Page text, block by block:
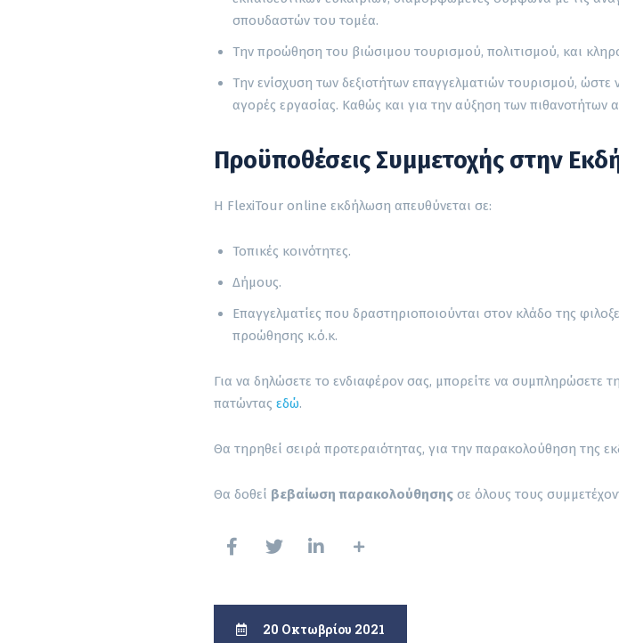
σπουδαστών του τομέα.
Την προώθηση του βιώσιμου τουρισμού, πολιτισμού, και
Την ενίσχυση των δεξιοτήτων επαγγελματιών τουρισμού, ώστε
αγορές εργασίας. Καθώς και για την αύξηση των πιθανοτήτων
Προϋποθέσεις Συμμετοχής στην
Η FlexiTour online εκδήλωση απευθύνεται σε:
Τοπικές κοινότητες.
Δήμους.
Επαγγελματίες που δραστηριοποιούνται στον κλάδο της
προώθησης κ.ό.κ.
Για να δηλώσετε το ενδιαφέρον σας, μπορείτε να συμπληρώσετε τη
πατώντας εδώ.
Θα τηρηθεί σειρά προτεραιότητας, για την παρακολούθηση της
Θα δοθεί βεβαίωση παρακολούθησης σε όλους τους
20 Οκτωβρίου 2021